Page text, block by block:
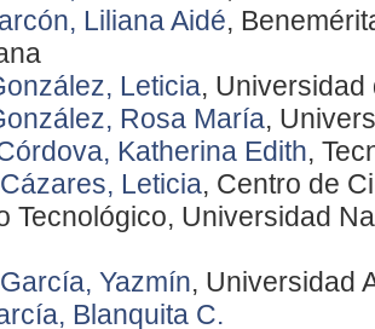
Liliana Aidé,
Leticia,
Rosa María,
Katherina Edith,
Leticia, Centro de
Tecnológico, Universidad
Yazmín, Universidad
Blanquita C.